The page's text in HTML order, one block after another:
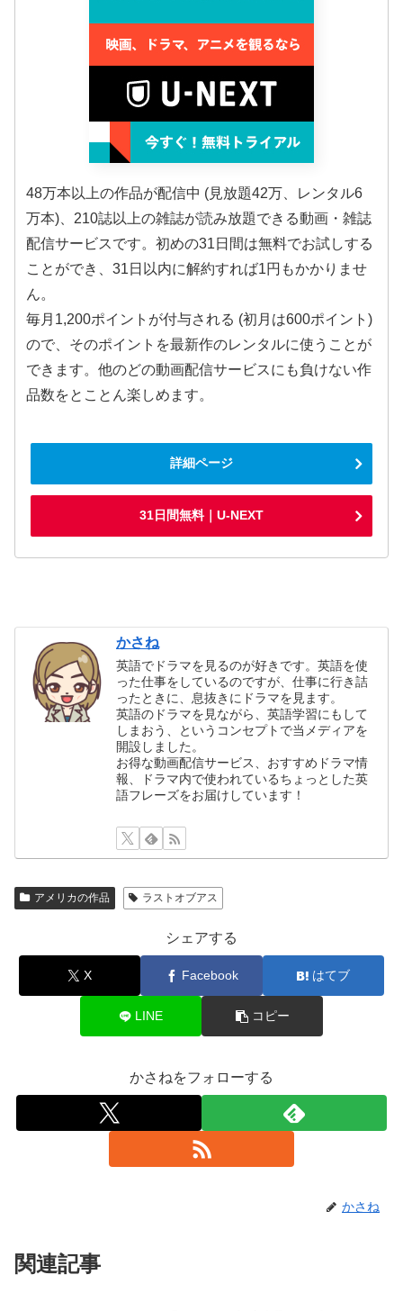
48万本以上の作品が配信中 (見放題42万、レンタル6
万本)、210誌以上の雑誌が読み放題できる動画・雑誌
配信サービスです。初めの31日間は無料でお試しする
ことができ、31日以内に解約すれば1円もかかりませ
ん。
毎月1,200ポイントが付与される (初月は600ポイント)
ので、そのポイントを最新作のレンタルに使うことが
できます。他のどの動画配信サービスにも負けない作
品数をとことん楽しめます。
詳細ページ
31日間無料｜U-NEXT
かさね
英語でドラマを見るのが好きです。英語を使
った仕事をしているのですが、仕事に行き詰
ったときに、息抜きにドラマを見ます。
英語のドラマを見ながら、英語学習にもして
しまおう、というコンセプトで当メディアを
開設しました。
お得な動画配信サービス、おすすめドラマ情
報、ドラマ内で使われているちょっとした英
語フレーズをお届けしています！
アメリカの作品 ラストオブアス
シェアする
X Facebook はてブ
LINE コピー
かさねをフォローする
かさね
関連記事